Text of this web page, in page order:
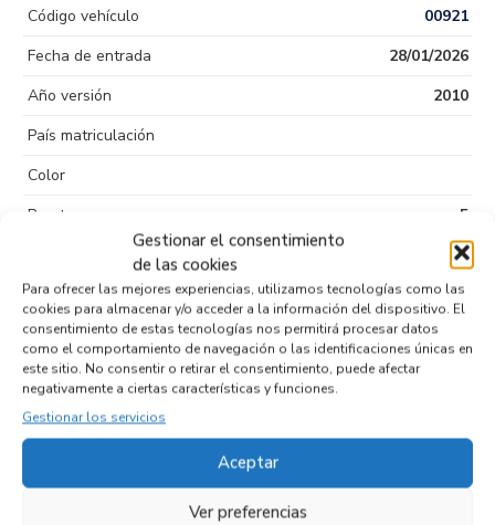
Gestionar el consentimiento
de las cookies
Para ofrecer las mejores experiencias, utilizamos tecnologías como las
cookies para almacenar y/o acceder a la información del dispositivo. El
consentimiento de estas tecnologías nos permitirá procesar datos
como el comportamiento de navegación o las identificaciones únicas en
este sitio. No consentir o retirar el consentimiento, puede afectar
negativamente a ciertas características y funciones.
Gestionar los servicios
Aceptar
Ver preferencias
Código vehículo
00921
Fecha de entrada
28/01/2026
Año versión
2010
País matriculación
Color
Puertas
5
421.232
Tipo de
combustible
Código motor
4N13
Código cambio
Productos relacionados